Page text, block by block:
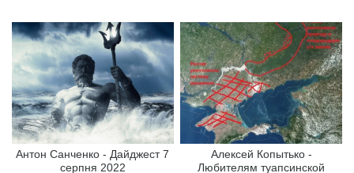
Антон Санченко - Дайджест 7
серпня 2022
Алексей Копытько -
Любителям туапсинской